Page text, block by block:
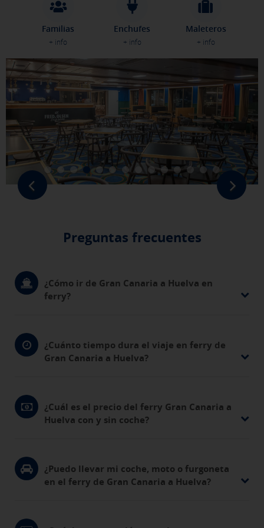
Familias
+ info
Enchufes
+ info
Maleteros
+ info
Preguntas frecuentes
¿Cómo ir de Gran Canaria a Huelva en
ferry?
¿Cuánto tiempo dura el viaje en ferry de
Gran Canaria a Huelva?
¿Cuál es el precio del ferry Gran Canaria a
Huelva con y sin coche?
¿Puedo llevar mi coche, moto o furgoneta
en el ferry de Gran Canaria a Huelva?
GUARDAR CONFIGURACIÓN
Pulsa aquí para desactivar las cookies opcionales
Puedes volver a configurar tus cookies desde la sección "Política de
cookies" al pie de la página. También puedes consultar nuestra
de cookies